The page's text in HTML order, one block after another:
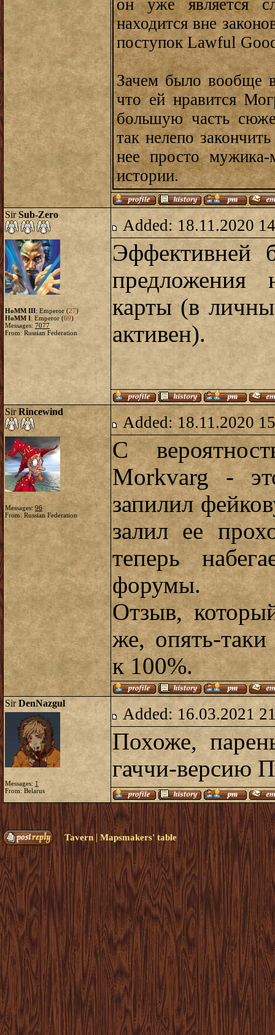
он уже является
находится вне
поступок Lawful
Зачем было вообще
что ей нравится
большую часть
так нелепо
нее просто
истории.
SirSub-Zero
HoMM III: Emperor (27)
HoMM I: Emperor (69)
Messages: 7077
From: Russian Federation
Added: 18.11.2020
Эффективней
предложения
карты (в
активен).
SirRincewind
Messages: 96
From: Russian Federation
Added: 18.11.2020
С
Morkvarg -
запилил
залил ее
теперь
форумы.
Отзыв,
же, опять-
к 100%.
SirDenNazgul
Messages: 1
From: Belarus
Added: 16.03.2021
Похоже,
гаччи-версию
Tavern| Mapsmakers' table